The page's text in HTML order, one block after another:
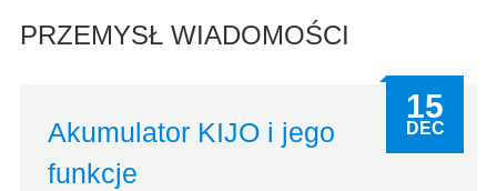
PRZEMYSŁ WIADOMOŚCI
Akumulator KIJO i jego
funkcje
15
DEC